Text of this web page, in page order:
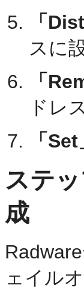
「
スに
「
ドレ
「Set
ステ
成
ェイル